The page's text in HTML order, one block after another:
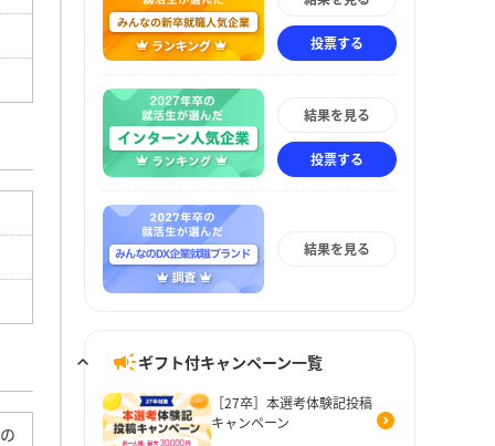
投票する
結果を見る
投票する
結果を見る
ギフト付キャンペーン一覧
［27卒］本選考体験記投稿
キャンペーン